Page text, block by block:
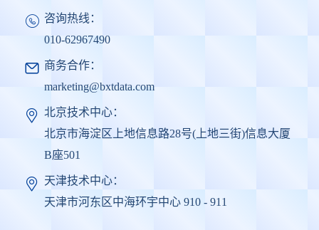
咨询热线：
010-62967490
商务合作：
marketing@bxtdata.com
北京技术中心：
北京市海淀区上地信息路28号(上地三街)信息大厦
B座501
天津技术中心：
天津市河东区中海环宇中心 910 - 911